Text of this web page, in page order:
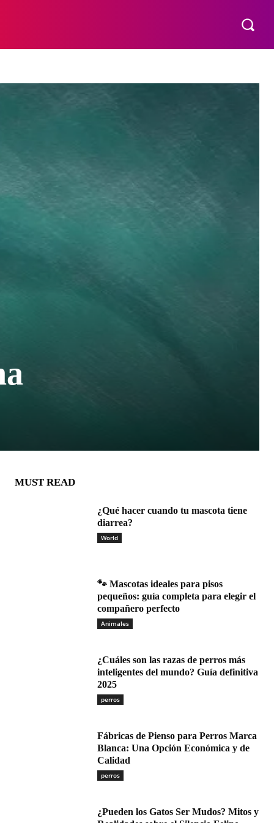
MUST READ
¿Qué hacer cuando tu mascota tiene
diarrea?
World
🐾 Mascotas ideales para pisos
pequeños: guía completa para elegir el
compañero perfecto
Animales
¿Cuáles son las razas de perros más
inteligentes del mundo? Guía definitiva
2025
perros
Fábricas de Pienso para Perros Marca
Blanca: Una Opción Económica y de
Calidad
perros
¿Pueden los Gatos Ser Mudos? Mitos y